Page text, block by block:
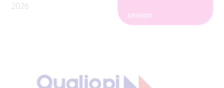
2026
session